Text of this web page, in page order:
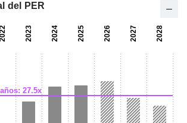
del PER